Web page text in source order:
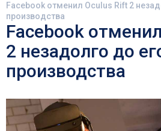
Facebook отменил Oculus Rift 2
производства
Facebook
2 незадолго до
производства